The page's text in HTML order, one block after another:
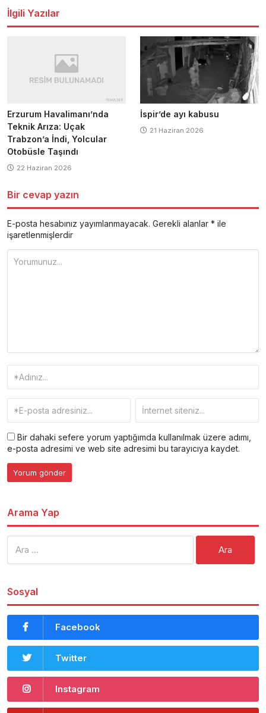
İlgili Yazılar
Erzurum Havalimanı’nda
Teknik Arıza: Uçak
Trabzon’a İndi, Yolcular
Otobüsle Taşındı
22 Haziran 2026
İspir’de ayı kabusu
21 Haziran 2026
Bir cevap yazın
E-posta hesabınız yayımlanmayacak. Gerekli alanlar * ile
işaretlenmişlerdir
Bir dahaki sefere yorum yaptığımda kullanılmak üzere adımı,
e-posta adresimi ve web site adresimi bu tarayıcıya kaydet.
Arama Yap
Sosyal
Facebook
Twitter
Instagram